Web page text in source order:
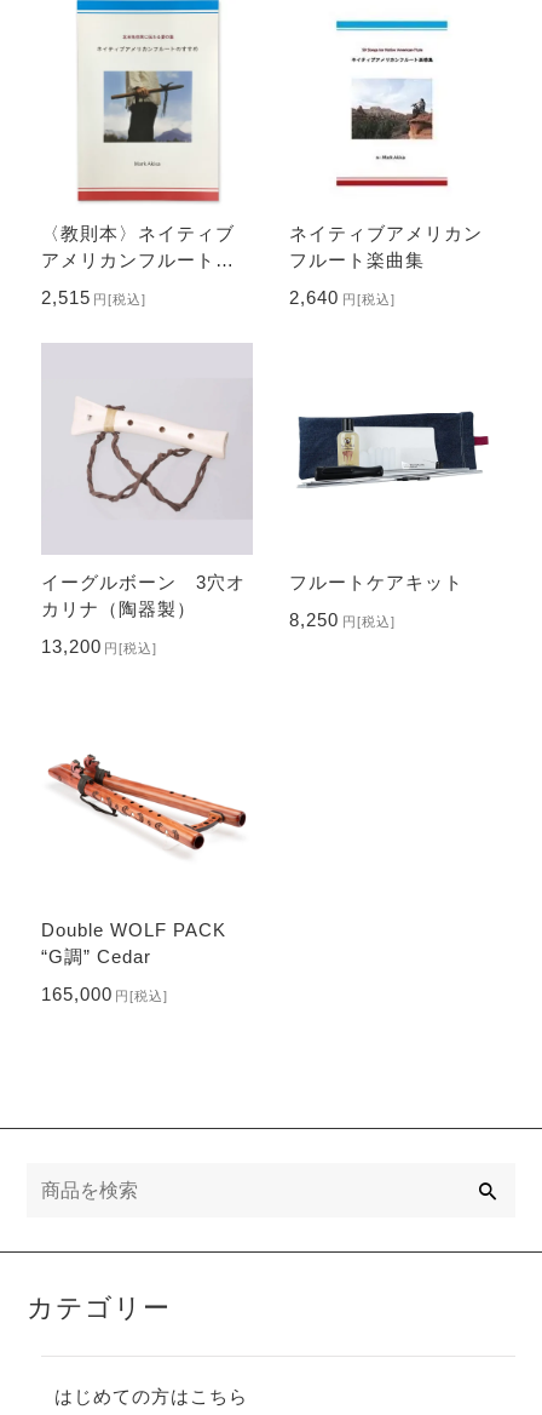
〈教則本〉ネイティブ
アメリカンフルートの
すすめ
2,515 円 [税込]
ネイティブアメリカン
フルート楽曲集
2,640 円 [税込]
イーグルボーン 3穴オ
カリナ（陶器製）
13,200 円[税込]
フルートケアキット
8,250 円[税込]
Double WOLF PACK
“G調” Cedar
165,000 円 [税込]
カテゴリー
はじめての方はこちら